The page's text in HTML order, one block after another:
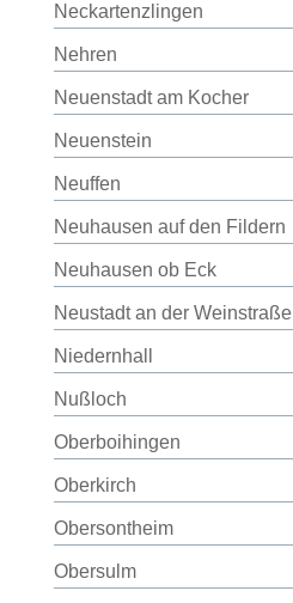
Neckartenzlingen
Nehren
Neuenstadt am Kocher
Neuenstein
Neuffen
Neuhausen auf den Fildern
Neuhausen ob Eck
Neustadt an der Weinstraße
Niedernhall
Nußloch
Oberboihingen
Oberkirch
Obersontheim
Obersulm